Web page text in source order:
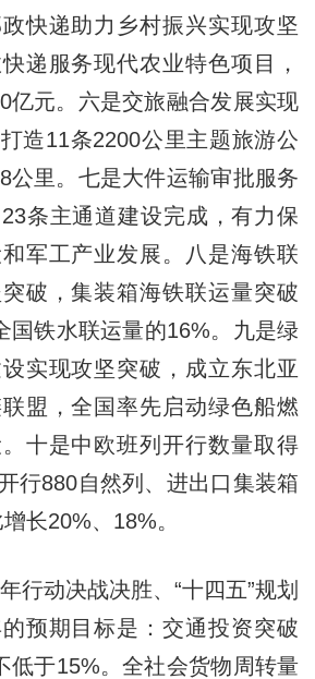
快递助力乡村振兴实现攻坚
递服务现代农业特色项目，
亿元。六是交旅融合发展实现
造11条2200公里主题旅游公
公里。七是大件运输审批服务
条主通道建设完成，有力保
军工产业发展。八是海铁联
破，集装箱海铁联运量突破
国铁水联运量的16%。九是绿
实现攻坚突破，成立东北亚
盟，全国率先启动绿色船燃
十是中欧班列开行数量取得
行880自然列、进出口集装箱
长20%、18%。
动决战决胜、“十四五”规划
预期目标是：交通投资突破
低于15%。全社会货物周转量